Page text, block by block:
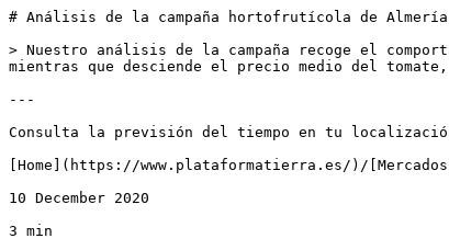
# Análisis de la campaña hortofrutícola de Almería.
> Nuestro análisis de la campaña recoge el
mientras que desciende el precio medio del
---
Consulta la previsión del tiempo en tu
[Home](https://www.plataformatierra.es/)/
10 December 2020
3 min